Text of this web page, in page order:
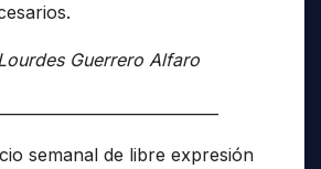
Guerrero Alfaro
semanal de libre expresión